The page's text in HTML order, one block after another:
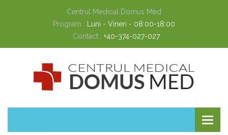
Centrul Medical Domus Med
Program :
Luni - Vineri - 08:00-18:00
Contact : +40-374-027-027